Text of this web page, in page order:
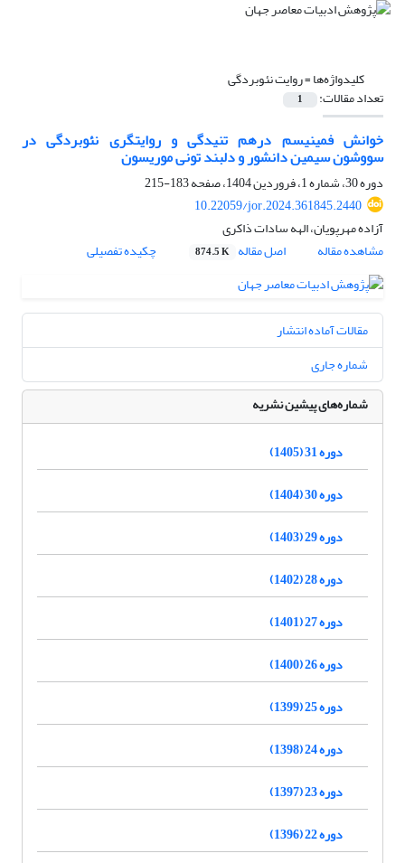
کلیدواژه‌ها =روایت نئوبردگی
تعداد مقالات: 1
خوانش فمینیسم درهم تنیدگی و روایتگری نئوبردگی در
سووشون سیمین دانشور و دلبند تونی موریسون
دوره 30، شماره 1، فروردین 1404، صفحه
183-215
10.22059/jor.2024.361845.2440
آزاده مهرپویان، الهه سادات ذاکری
مشاهده مقاله
اصل مقاله 874.5 K چکیده تفصیلی
مقالات آماده انتشار
شماره جاری
شماره‌های پیشین نشریه
دوره 31 (1405)
دوره 30 (1404)
دوره 29 (1403)
دوره 28 (1402)
دوره 27 (1401)
دوره 26 (1400)
دوره 25 (1399)
دوره 24 (1398)
دوره 23 (1397)
دوره 22 (1396)